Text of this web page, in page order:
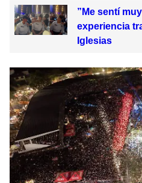
”Me sentí
experiencia
Iglesias